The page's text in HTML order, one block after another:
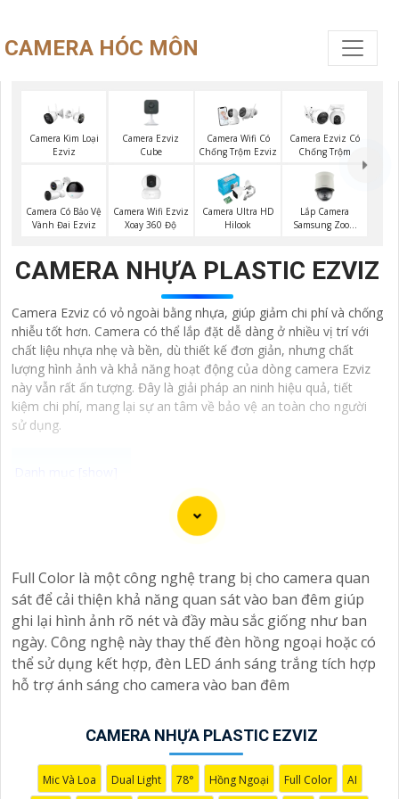
CAMERA HÓC MÔN
Camera Kim Loại
Ezviz
Camera Ezviz
Cube
Camera Wifi Có
Chống Trộm Ezviz
Camera Ezviz Có
Chống Trộm
Camera Có Bảo Vệ
Vành Đai Ezviz
Camera Wifi Ezviz
Xoay 360 Độ
Camera Ultra HD
Hilook
Lắp Camera
Samsung Zoom
CAMERA NHỰA PLASTIC EZVIZ
Camera Ezviz có vỏ ngoài bằng nhựa, giúp giảm chi phí và chống
nhiễu tốt hơn. Camera có thể lắp đặt dễ dàng ở nhiều vị trí với
chất liệu nhựa nhẹ và bền, dù thiết kế đơn giản, nhưng chất
lượng hình ảnh và khả năng hoạt động của dòng camera Ezviz
này vẫn rất ấn tượng. Đây là giải pháp an ninh hiệu quả, tiết
kiệm chi phí, mang lại sự an tâm về bảo vệ an toàn cho người
sử dụng.
### Tư vấn lắp đặt Camera Plastic Hình ảnh sắc nét
có độ phân giải cao đểnâng cao an toànhình ảnh sắc
nét, cụ thể là camera có độ phân giải tối thiểu 2MP.-
Nên chọn camera có công nghệ hồng ngoại, giúp quay
được hình ảnh ban đêm cũng như trong điều kiện ánh
sáng yếu.
#### 🎥2:Vị trí lắp đặt Camera:- Đặt camera ở những
như cổng ra vào, kho hàng, khu vực lưu thông người.-
Đảm bảo camera được lắp đặt ở độ cao phù hợp để
giám sát rộng đến tất cả các góc quan trọng.
Full Color là một công nghệ trang bị cho camera quan
sát để cải thiện khả năng quan sát vào ban đêm giúp
ghi lại hình ảnh rõ nét và đầy màu sắc giống như ban
ngày. Công nghệ này thay thế đèn hồng ngoại hoặc có
thể sử dụng kết hợp, đèn LED ánh sáng trắng tích hợp
hỗ trợ ánh sáng cho camera vào ban đêm
CAMERA NHỰA PLASTIC EZVIZ
Mic Và Loa Dual Light 78° Hồng Ngoại Full Color AI